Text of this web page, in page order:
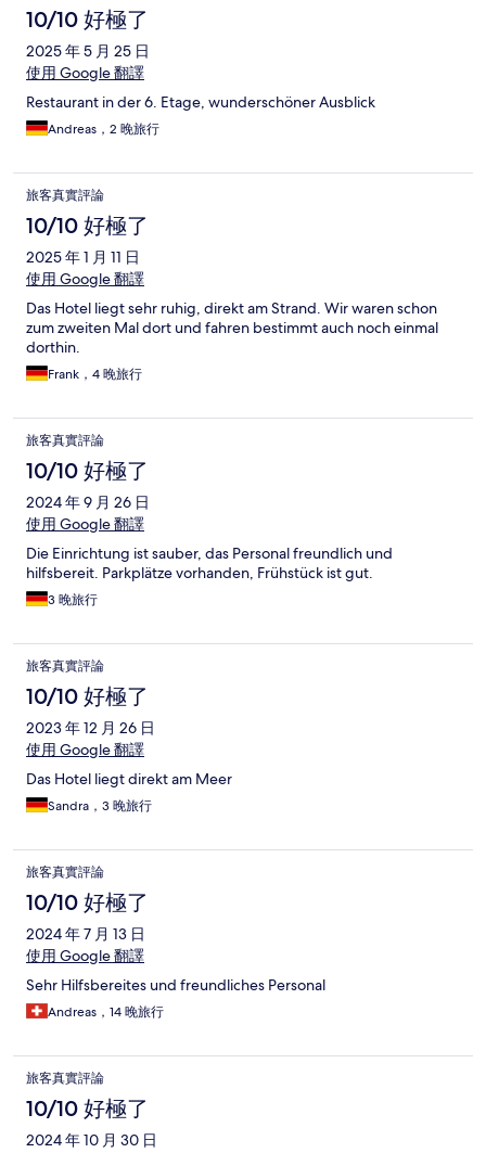
10/10 好極了
2025 年 5 月 25 日
使用 Google 翻譯
Restaurant in der 6. Etage, wunderschöner Ausblick
Andreas，2 晚旅行
旅客真實評論
10/10 好極了
2025 年 1 月 11 日
使用 Google 翻譯
Das Hotel liegt sehr ruhig, direkt am Strand. Wir waren schon
zum zweiten Mal dort und fahren bestimmt auch noch einmal
dorthin.
Frank，4 晚旅行
旅客真實評論
10/10 好極了
2024 年 9 月 26 日
使用 Google 翻譯
Die Einrichtung ist sauber, das Personal freundlich und
hilfsbereit. Parkplätze vorhanden, Frühstück ist gut.
3 晚旅行
旅客真實評論
10/10 好極了
2023 年 12 月 26 日
使用 Google 翻譯
Das Hotel liegt direkt am Meer
Sandra，3 晚旅行
旅客真實評論
10/10 好極了
2024 年 7 月 13 日
使用 Google 翻譯
Sehr Hilfsbereites und freundliches Personal
Andreas，14 晚旅行
旅客真實評論
10/10 好極了
2024 年 10 月 30 日